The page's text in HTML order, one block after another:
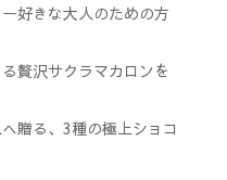
好きな大人のための方
贅沢サクラマカロンを
贈る、3種の極上ショコ